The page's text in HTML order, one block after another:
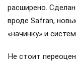
расширено.
вроде Safran,
«начинку» и
Не стоит